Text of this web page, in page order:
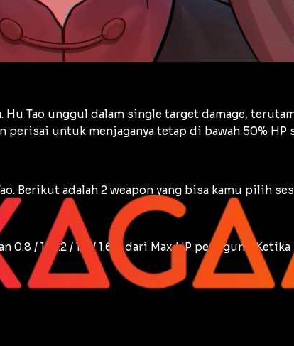
Tao unggul dalam single target damage,
perisai untuk menjaganya tetap di bawah 50% HP
Berikut adalah 2 weapon yang bisa kamu pilih
/ 1 / 1.2 / 1.4 / 1.6% dari Max HP pengguna.